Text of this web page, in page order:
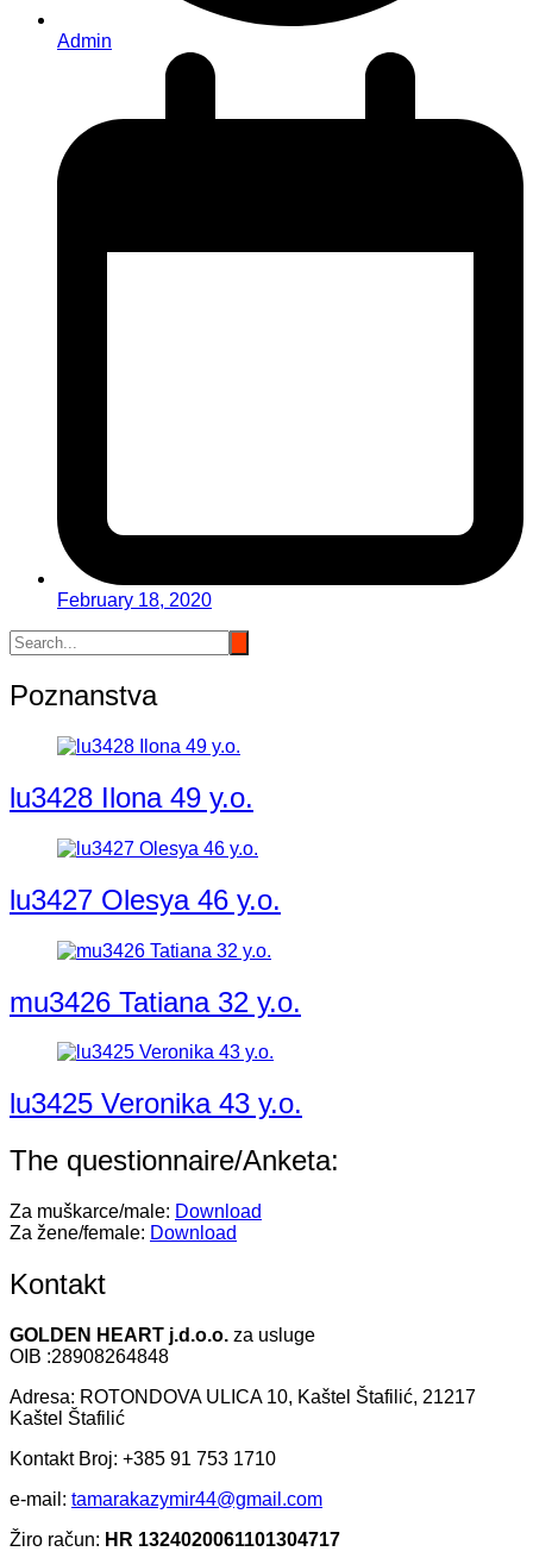
Admin
February 18, 2020
Poznanstva
lu3428 Ilona 49 y.o.
lu3427 Olesya 46 y.o.
mu3426 Tatiana 32 y.o.
lu3425 Veronika 43 y.o.
The questionnaire/Anketa:
Za muškarce/male: Download
Za žene/female: Download
Kontakt
GOLDEN HEART j.d.o.o. za usluge
OIB :28908264848
Adresa: ROTONDOVA ULICA 10, Kaštel Štafilić, 21217
Kaštel Štafilić
Kontakt Broj: +385 91 753 1710
e-mail: tamarakazymir44@gmail.com
Žiro račun: HR 1324020061101304717